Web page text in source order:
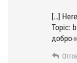
[…]
Topic:
добро-